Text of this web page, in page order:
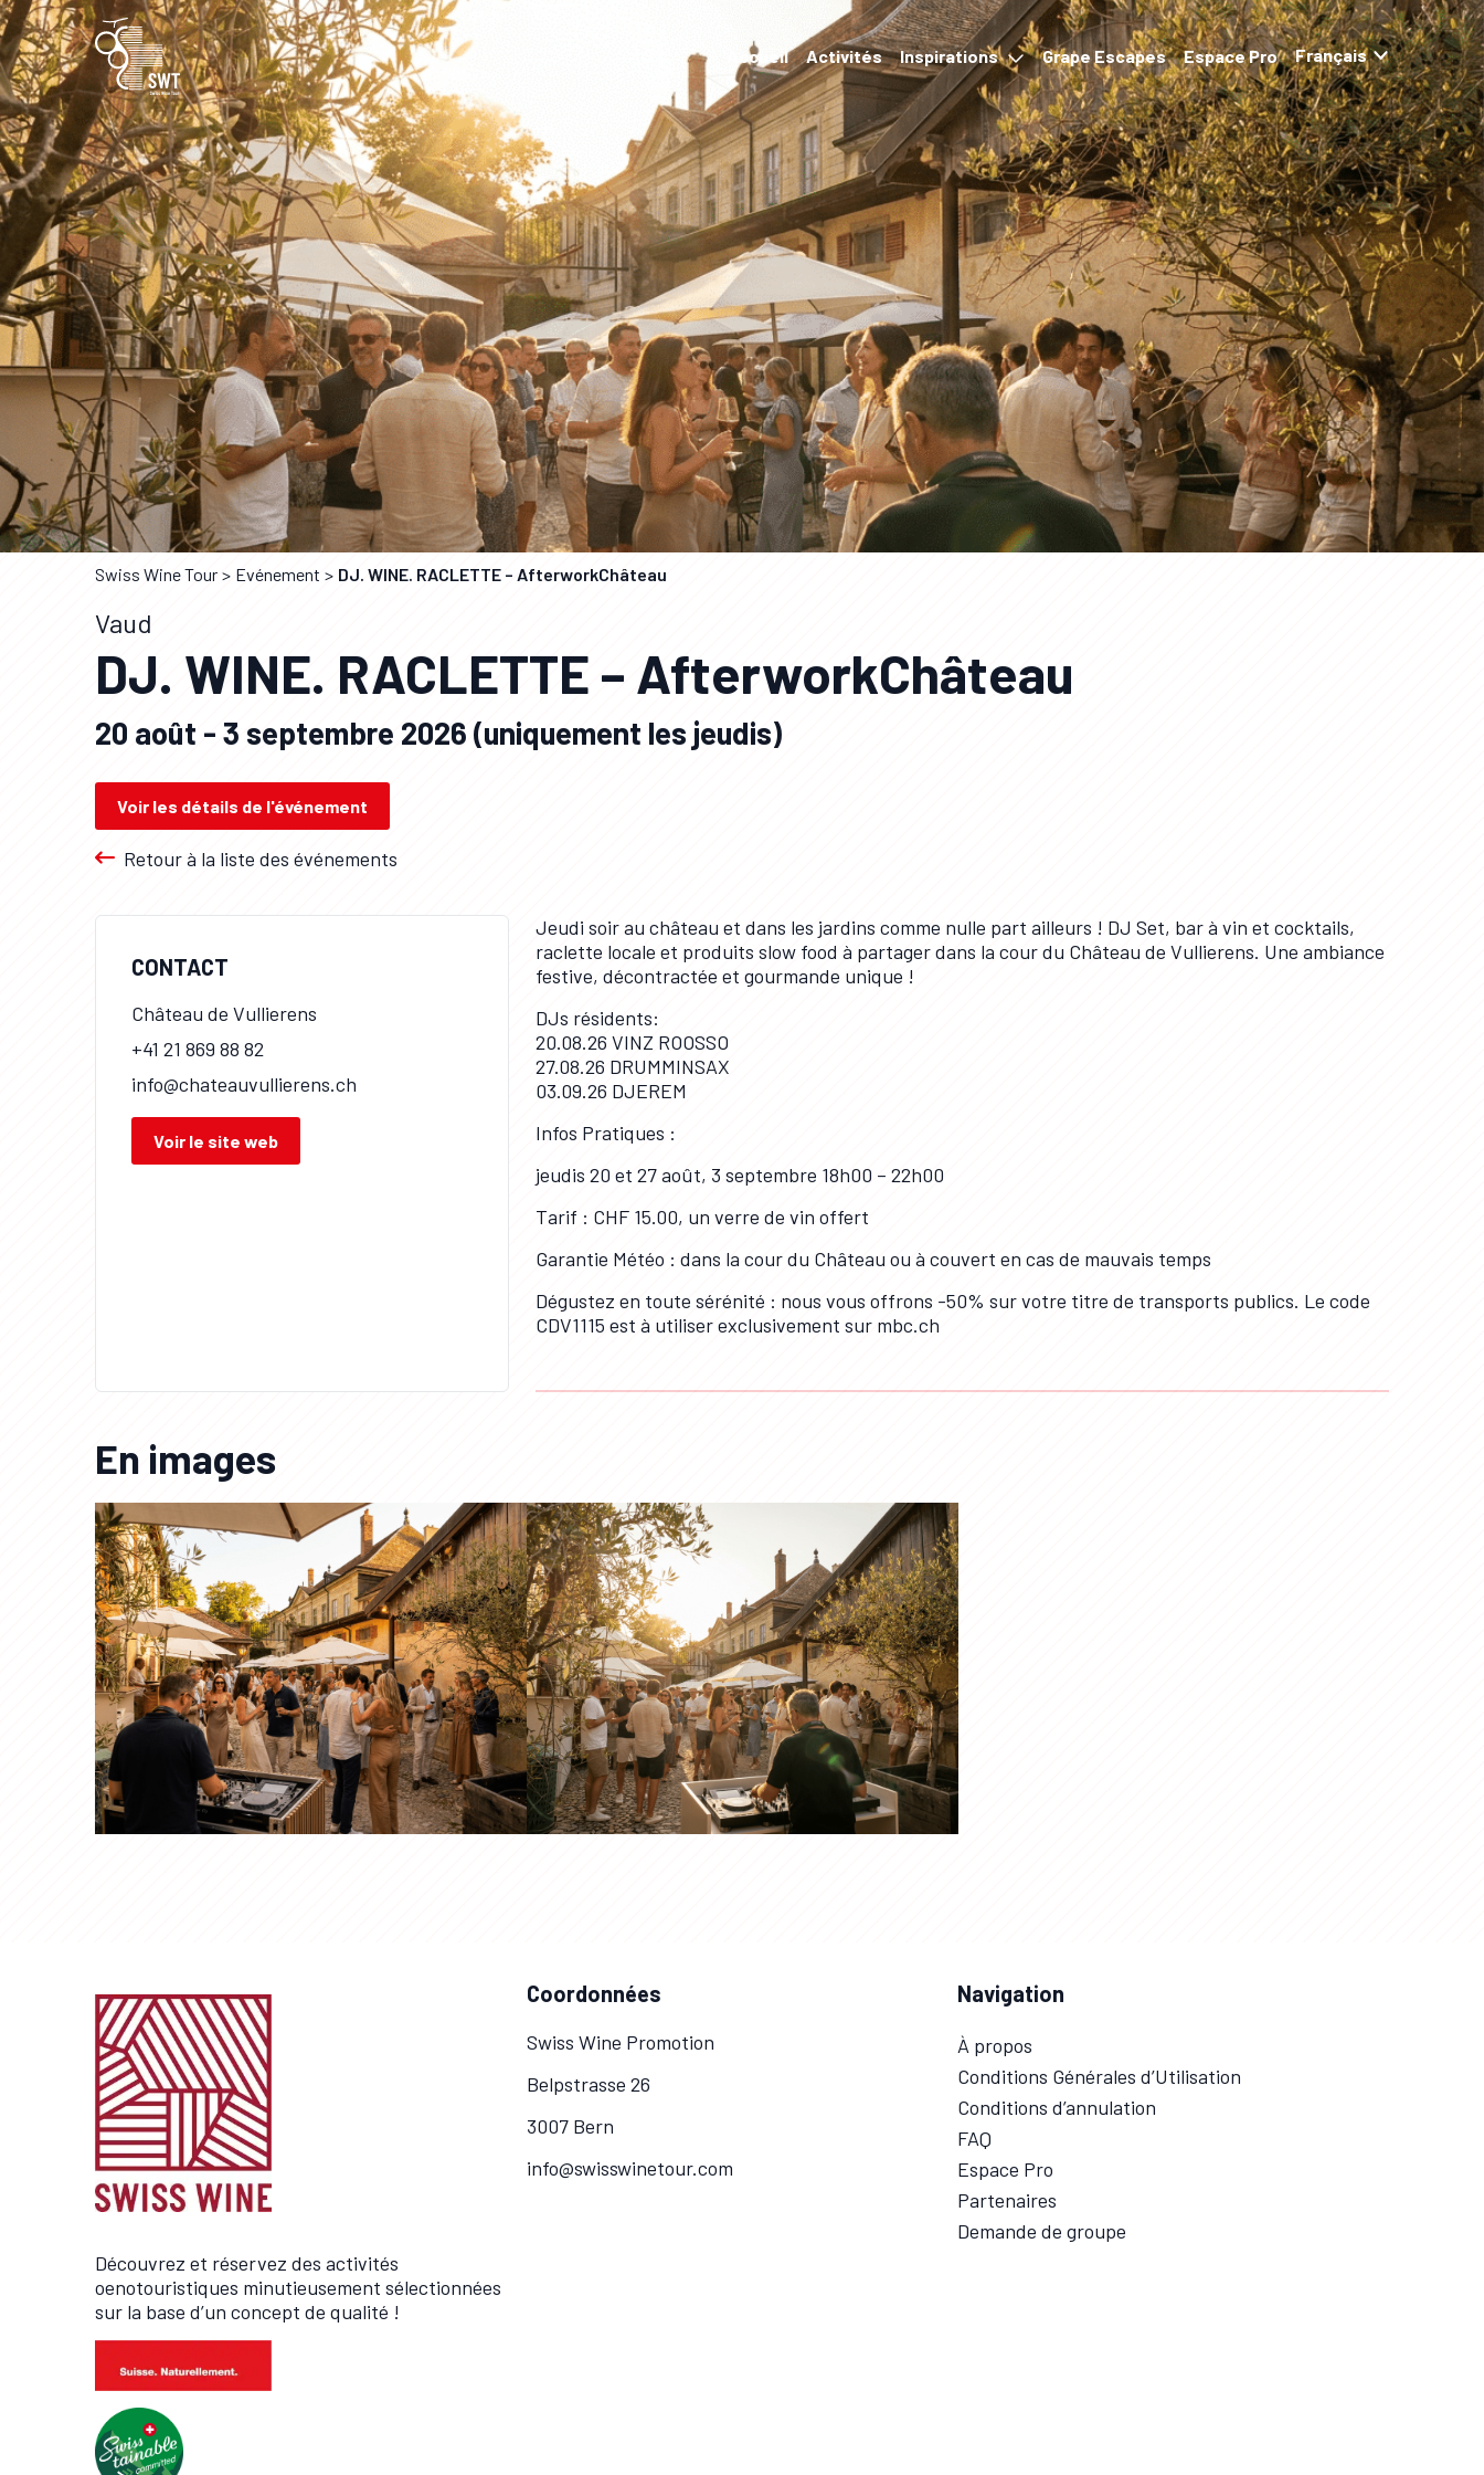
Accueil Activités Inspirations
Evénements
Hébergements et
restauration
Randonnées et
transports
Grape Escapes Espace Pro
Swiss Wine Tour Evénement DJ. WINE. RACLETTE – AfterworkChâteau
Vaud
DJ. WINE. RACLETTE – AfterworkChâteau
20 août - 3 septembre 2026 (uniquement les jeudis)
Voir les détails de l'événement
Retour à la liste des événements
CONTACT
Château de Vullierens
+41 21 869 88 82
info@chateauvullierens.ch
Voir le site web
Jeudi soir au château et dans les jardins comme nulle part ailleurs ! DJ Set, bar à vin et cocktails,
raclette locale et produits slow food à partager dans la cour du Château de Vullierens. Une ambiance
festive, décontractée et gourmande unique !
DJs résidents:
20.08.26 VINZ ROOSSO
27.08.26 DRUMMINSAX
03.09.26 DJEREM
Infos Pratiques :
jeudis 20 et 27 août, 3 septembre 18h00 – 22h00
Tarif : CHF 15.00, un verre de vin offert
Garantie Météo : dans la cour du Château ou à couvert en cas de mauvais temps
Dégustez en toute sérénité : nous vous offrons -50% sur votre titre de transports publics. Le code
CDV1115 est à utiliser exclusivement sur mbc.ch
En images
Découvrez et réservez des activités
oenotouristiques minutieusement sélectionnées
sur la base d’un concept de qualité !
Coordonnées
Swiss Wine Promotion
Belpstrasse 26
3007 Bern
info@swisswinetour.com
Navigation
À propos
Conditions Générales d’Utilisation
Conditions d’annulation
FAQ
Espace Pro
Partenaires
Demande de groupe